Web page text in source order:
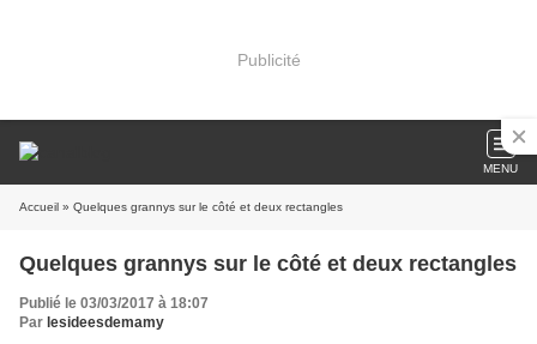
Publicité
MENU
Accueil » Quelques grannys sur le côté et deux rectangles
Quelques grannys sur le côté et deux rectangles
Publié le 03/03/2017 à 18:07
Par lesideesdemamy